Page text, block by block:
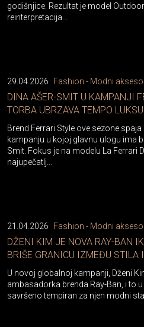
godišnjice. Rezultat je model
reinterpretacija...
29.04.2026 Fashion - Modni
DINA AŠER-SMIT U KAMPANJI
TORBA UBRZAVA TEMPO
Brend Ferrari Style ove sezone
kampanju u kojoj glavnu ulogu ima
Smit. Fokus je na modelu La Ferrari
najupečatlj...
21.04.2026 Fashion - Modni
DŽENI KIM JE NOVA RAY-BAN
BRIŠE GRANICU IZMEĐU STILA
U novoj globalnoj kampanji, Dženi
ambasadorka brenda Ray-Ban, i to
savršeno tempiran za njen modni